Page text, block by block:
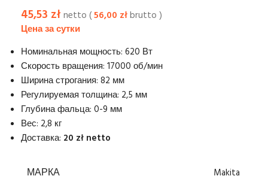
45,53 zł netto (56,00 złbrutto )
Номинальная мощность: 620 Вт
Скорость вращения: 17000 об/мин
Ширина строгания: 82 мм
Регулируемая толщина: 2,5 мм
Глубина фальца: 0-9 мм
Вес: 2,8 кг
Доставка: 20 zł netto
МАРКА Makita